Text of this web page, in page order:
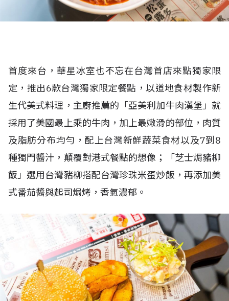
首度來台，華星冰室也不忘在台灣首店來點獨家限
定，推出6款台灣獨家限定餐點，以道地食材製作新
生代美式料理，主廚推薦的「亞美利加牛肉漢堡」就
採用了美國最上乘的牛肉，加上最嫩滑的部位，肉質
及脂肪分布均勻，配上台灣新鮮蔬菜食材以及7到8
種獨門醬汁，顛覆對港式餐點的想像；「芝士焗豬柳
飯」選用台灣豬柳搭配台灣珍珠米蛋炒飯，再添加美
式番茄醬與起司焗烤，香氣濃郁。